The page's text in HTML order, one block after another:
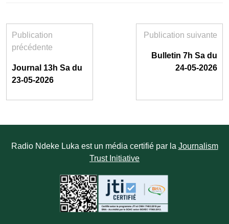
Publication
précédente
Journal 13h Sa du
23-05-2026
Publication suivante
Bulletin 7h Sa du
24-05-2026
Radio Ndeke Luka est un média certifié par la Journalism
Trust Initiative